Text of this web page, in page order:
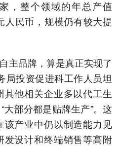
，整个领域的年总产值
人民币，规模仍有较大提
主品牌，算是真正实现了
局投资促进科工作人员坦
他相关企业多以代工生
大部分都是贴牌生产”。这
产业中仍以制造能力见
设计和终端销售等高附